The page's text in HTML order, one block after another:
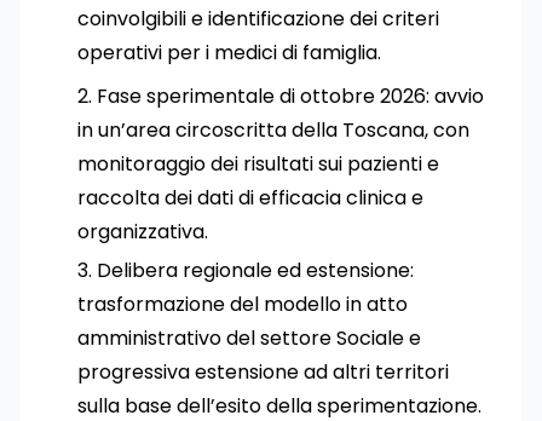
coinvolgibili e identificazione dei criteri
operativi per i medici di famiglia.
Fase sperimentale di ottobre 2026: avvio
in un’area circoscritta della Toscana, con
monitoraggio dei risultati sui pazienti e
raccolta dei dati di efficacia clinica e
organizzativa.
Delibera regionale ed estensione:
trasformazione del modello in atto
amministrativo del settore Sociale e
progressiva estensione ad altri territori
sulla base dell’esito della sperimentazione.